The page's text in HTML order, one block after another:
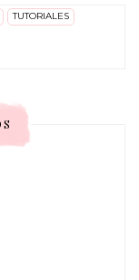
TUTORIALES